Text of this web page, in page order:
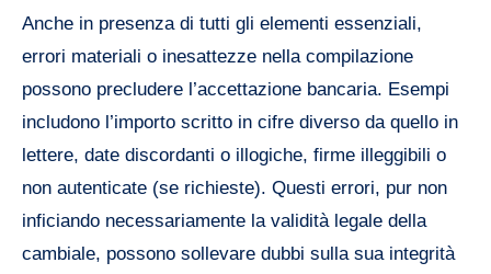
Anche in presenza di tutti gli elementi essenziali,
errori materiali o inesattezze nella compilazione
possono precludere l’accettazione bancaria. Esempi
includono l’importo scritto in cifre diverso da quello in
lettere, date discordanti o illogiche, firme illeggibili o
non autenticate (se richieste). Questi errori, pur non
inficiando necessariamente la validità legale della
cambiale, possono sollevare dubbi sulla sua integrità